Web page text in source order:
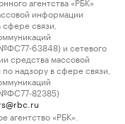
информации
связи,
63848) и сетевого
средства массовой
надзору в сфере связи,
82385)
агентство «РБК».